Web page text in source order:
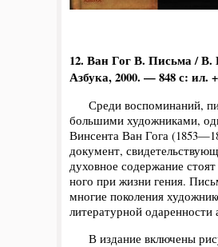
12. Ван Гог В. Письма /
Азбука, 2000. — 848 с: ил.
Среди воспоминаний,
большими художниками,
Винсента Ван Гога
документ,
духовное содержание
ного при жизни гения.
многие поколения
литературной одаренности
В издание включены